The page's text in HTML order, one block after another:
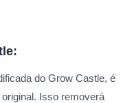
do Grow Castle, é
Isso removerá